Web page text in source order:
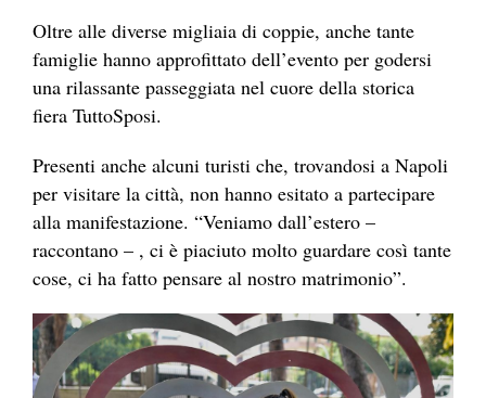
Oltre alle diverse migliaia di coppie, anche tante
famiglie hanno approfittato dell’evento per godersi
una rilassante passeggiata nel cuore della storica
fiera TuttoSposi.
Presenti anche alcuni turisti che, trovandosi a Napoli
per visitare la città, non hanno esitato a partecipare
alla manifestazione. “Veniamo dall’estero –
raccontano – , ci è piaciuto molto guardare così tante
cose, ci ha fatto pensare al nostro matrimonio”.